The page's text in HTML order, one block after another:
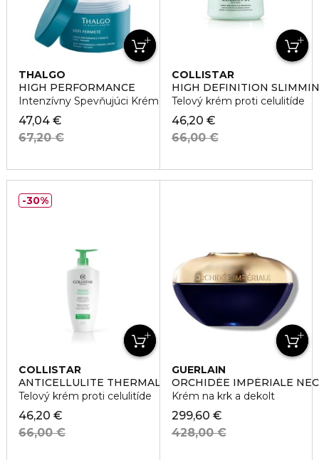
THALGO
HIGH PERFORMANCE
Intenzívny Spevňujúci Krém
47,04 €
67,20 €
COLLISTAR
HIGH DEFINITION
Telový krém proti celulitíde
46,20 €
66,00 €
COLLISTAR
ANTICELLULITE THERMAL CREAM
Telový krém proti celulitíde
46,20 €
66,00 €
30%
GUERLAIN
ORCHIDÉE IMPÉRIALE
Krém na krk a dekolt
299,60 €
428,00 €